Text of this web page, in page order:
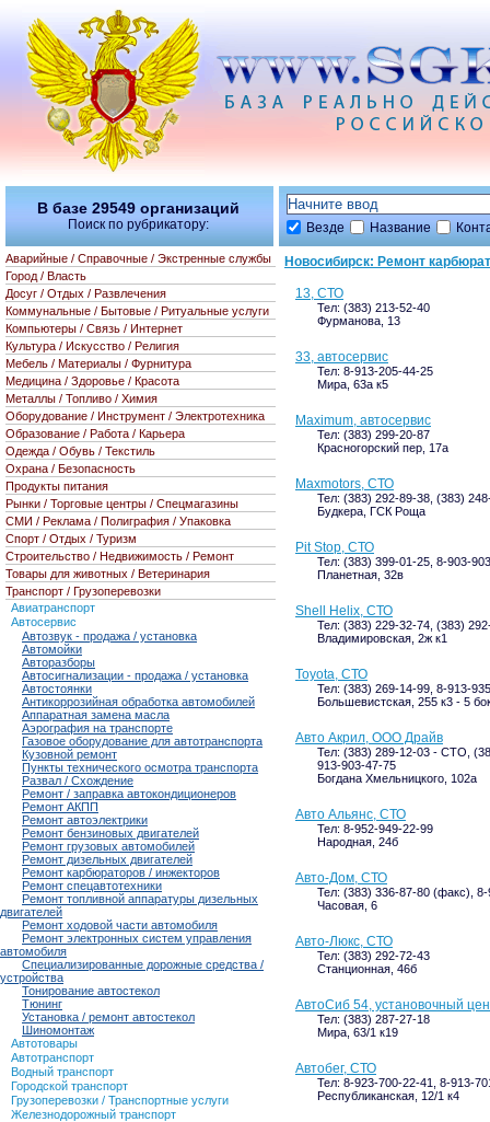
Везде Название
Новосибирск: Ремонт
13, СТО
Тел: (383) 213-52-40
Фурманова, 13
33, автосервис
Тел: 8-913-205-44-25
Мира, 63а к5
Maximum, автосервис
Тел: (383) 299-20-87
Красногорский пер, 17а
Maxmotors, СТО
Тел: (383) 292-89-38, (383)
Будкера, ГСК Роща
Pit Stop, СТО
Тел: (383) 399-01-25, 8-903-
Планетная, 32в
Shell Helix, СТО
Тел: (383) 229-32-74, (383)
Владимировская, 2ж к1
Toyota, СТО
Тел: (383) 269-14-99, 8-913-
Большевистская, 255 к3 - 5
Авто Акрил, ООО Драйв
Тел: (383) 289-12-03 - СТО,
913-903-47-75
Богдана Хмельницкого, 102а
Авто Альянс, СТО
Тел: 8-952-949-22-99
Народная, 24б
Авто-Дом, СТО
Тел: (383) 336-87-80 (факс), 8-
Часовая, 6
Авто-Люкс, СТО
Тел: (383) 292-72-43
Станционная, 46б
АвтоСиб 54, установочный
Тел: (383) 287-27-18
Мира, 63/1 к19
Автобег, СТО
Тел: 8-923-700-22-41, 8-913-
Республиканская, 12/1 к4
В базе 29549 организаций
Поиск по рубрикатору:
Аварийные / Справочные / Экстренные службы
Город / Власть
Досуг / Отдых / Развлечения
Коммунальные / Бытовые / Ритуальные услуги
Компьютеры / Связь / Интернет
Культура / Искусство / Религия
Мебель / Материалы / Фурнитура
Медицина / Здоровье / Красота
Металлы / Топливо / Химия
Оборудование / Инструмент / Электротехника
Образование / Работа / Карьера
Одежда / Обувь / Текстиль
Охрана / Безопасность
Продукты питания
Рынки / Торговые центры / Спецмагазины
СМИ / Реклама / Полиграфия / Упаковка
Спорт / Отдых / Туризм
Строительство / Недвижимость / Ремонт
Товары для животных / Ветеринария
Транспорт / Грузоперевозки
Авиатранспорт
Автосервис
Автозвук - продажа / установка
Автомойки
Авторазборы
Автосигнализации - продажа / установка
Автостоянки
Антикоррозийная обработка автомобилей
Аппаратная замена масла
Аэрография на транспорте
Газовое оборудование для автотранспорта
Кузовной ремонт
Пункты технического осмотра транспорта
Развал / Схождение
Ремонт / заправка автокондиционеров
Ремонт АКПП
Ремонт автоэлектрики
Ремонт бензиновых двигателей
Ремонт грузовых автомобилей
Ремонт дизельных двигателей
Ремонт карбюраторов / инжекторов
Ремонт спецавтотехники
Ремонт топливной аппаратуры дизельных
двигателей
Ремонт ходовой части автомобиля
Ремонт электронных систем управления
автомобиля
Специализированные дорожные средства /
устройства
Тонирование автостекол
Тюнинг
Установка / ремонт автостекол
Шиномонтаж
Автотовары
Автотранспорт
Водный транспорт
Городской транспорт
Грузоперевозки / Транспортные услуги
Железнодорожный транспорт